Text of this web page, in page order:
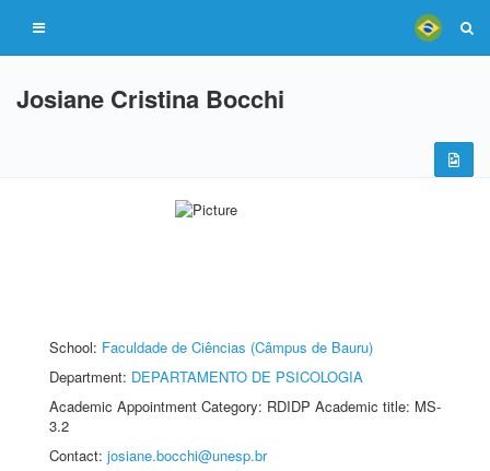
Josiane Cristina Bocchi
School: Faculdade de Ciências (Câmpus de Bauru)
Department: DEPARTAMENTO DE PSICOLOGIA
Academic Appointment Category: RDIDP Academic title: MS-
3.2
Contact: josiane.bocchi@unesp.br